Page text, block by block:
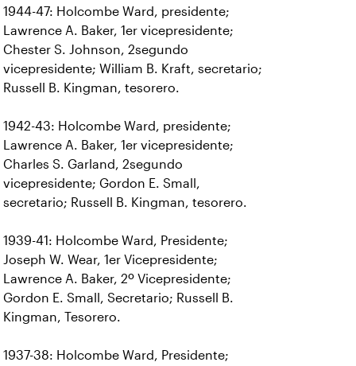
1944-47: Holcombe Ward, presidente;
Lawrence A. Baker, 1er vicepresidente;
Chester S. Johnson, 2segundo
vicepresidente; William B. Kraft, secretario;
Russell B. Kingman, tesorero.
1942-43: Holcombe Ward, presidente;
Lawrence A. Baker, 1er vicepresidente;
Charles S. Garland, 2segundo
vicepresidente; Gordon E. Small,
secretario; Russell B. Kingman, tesorero.
1939-41: Holcombe Ward, Presidente;
Joseph W. Wear, 1er Vicepresidente;
Lawrence A. Baker, 2º Vicepresidente;
Gordon E. Small, Secretario; Russell B.
Kingman, Tesorero.
1937-38: Holcombe Ward, Presidente;